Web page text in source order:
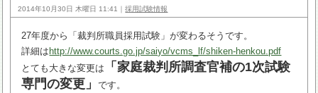
2014年10月30日 木曜日 11:41｜採用試験情報
27年度から「裁判所職員採用試験」が変わるそうです。
詳細は http://www.courts.go.jp/saiyo/vcms_lf/shiken-henkou.pdf
とても大きな変更は
「家庭裁判所調査官補の1次試験
専門の変更」です。